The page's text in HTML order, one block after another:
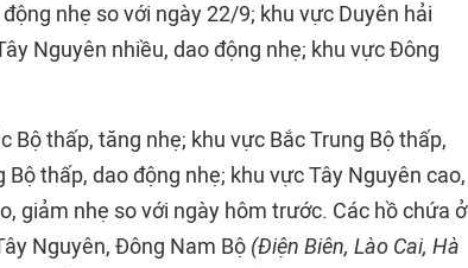
nhẹ so với ngày 22/9; khu vực Duyên hải
Nguyên nhiều, dao động nhẹ; khu vực Đông
thấp, tăng nhẹ; khu vực Bắc Trung Bộ thấp,
thấp, dao động nhẹ; khu vực Tây Nguyên cao,
giảm nhẹ so với ngày hôm trước. Các hồ chứa ở
Nguyên, Đông Nam Bộ (Điện Biên, Lào Cai, Hà